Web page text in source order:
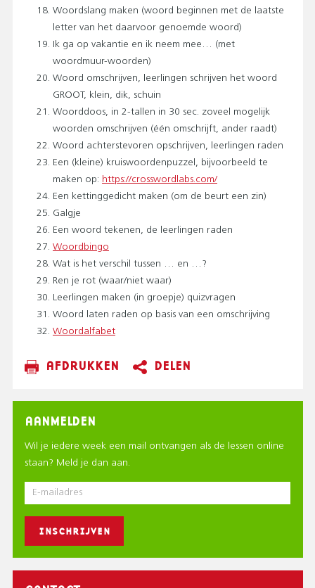
Woordslang maken (woord beginnen met de laatste
letter van het daarvoor genoemde woord)
Ik ga op vakantie en ik neem mee… (met
woordmuur-woorden)
Woord omschrijven, leerlingen schrijven het woord
GROOT, klein, dik, schuin
Woorddoos, in 2-tallen in 30 sec. zoveel mogelijk
woorden omschrijven (één omschrijft, ander raadt)
Woord achterstevoren opschrijven, leerlingen raden
Een (kleine) kruiswoordenpuzzel, bijvoorbeeld te
maken op: https://crosswordlabs.com/
Een kettinggedicht maken (om de beurt een zin)
Galgje
Een woord tekenen, de leerlingen raden
Woordbingo
Wat is het verschil tussen … en …?
Ren je rot (waar/niet waar)
Leerlingen maken (in groepje) quizvragen
Woord laten raden op basis van een omschrijving
Woordalfabet
AFDRUKKEN DELEN
AANMELDEN
Wil je iedere week een mail ontvangen als de lessen online
staan? Meld je dan aan.
E-
mail